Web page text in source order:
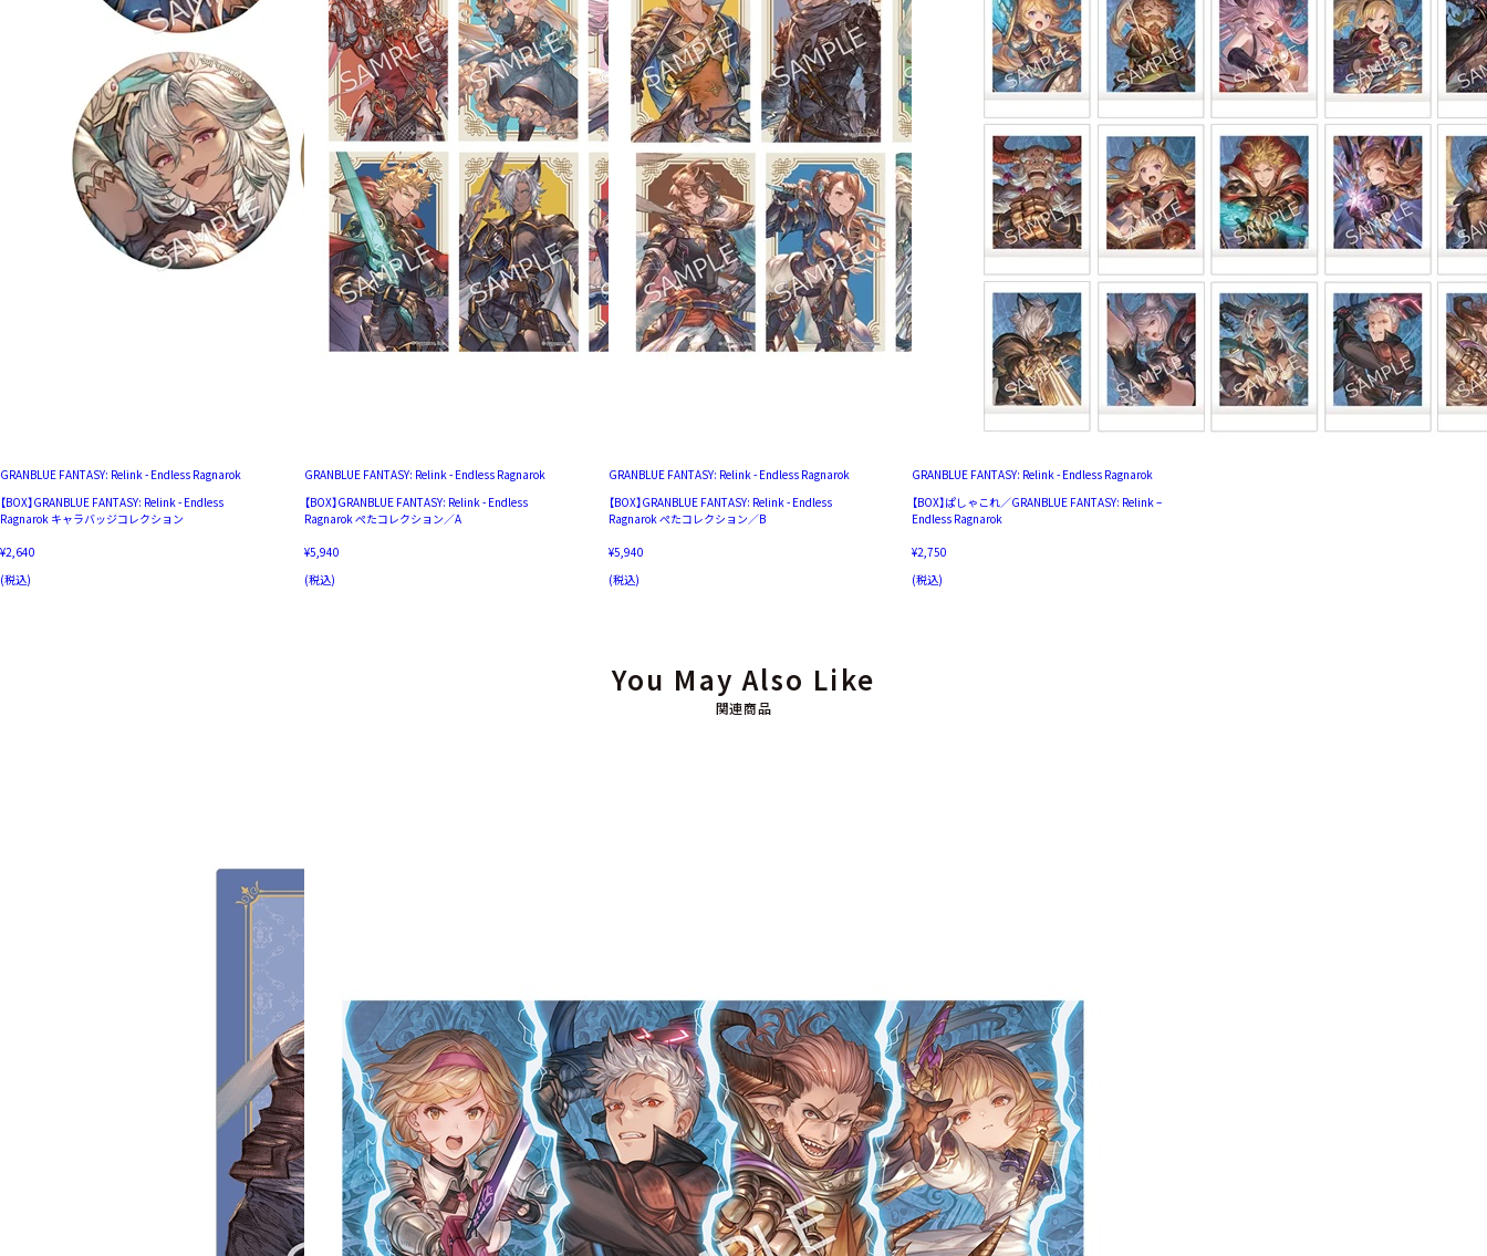
GRANBLUE FANTASY: Relink - Endless Ragnarok
【BOX】GRANBLUE FANTASY: Relink - Endless
Ragnarok キャラバッジコレクション
¥2,640
(税込)
GRANBLUE FANTASY: Relink - Endless Ragnarok
【BOX】GRANBLUE FANTASY: Relink - Endless
Ragnarok ぺたコレクション／A
¥5,940
(税込)
GRANBLUE FANTASY: Relink - Endless Ragnarok
【BOX】GRANBLUE FANTASY: Relink - Endless
Ragnarok ぺたコレクション／B
¥5,940
(税込)
GRANBLUE FANTASY: Relink - Endless Ragnarok
【BOX】ぱしゃこれ／GRANBLUE FANTASY: Relink –
Endless Ragnarok
¥2,750
(税込)
関連商品
You May Also Like